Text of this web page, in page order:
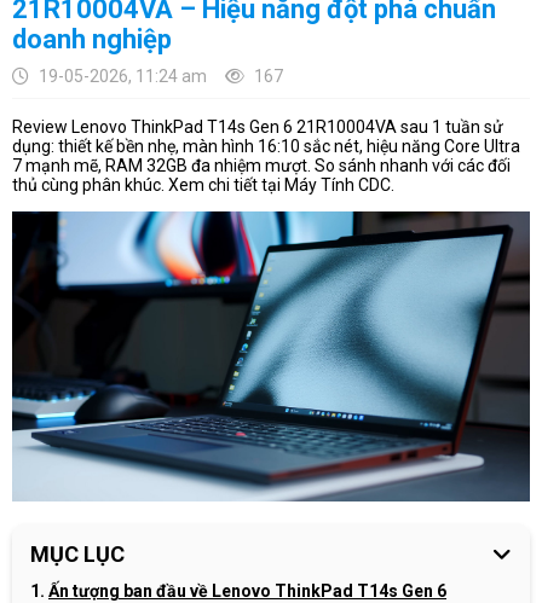
21R10004VA – Hiệu năng đột phá chuẩn
doanh nghiệp
19-05-2026, 11:24 am 167
Review Lenovo ThinkPad T14s Gen 6 21R10004VA sau 1 tuần sử
dụng: thiết kế bền nhẹ, màn hình 16:10 sắc nét, hiệu năng Core Ultra
7 mạnh mẽ, RAM 32GB đa nhiệm mượt. So sánh nhanh với các đối
thủ cùng phân khúc. Xem chi tiết tại Máy Tính CDC.
MỤC LỤC
Ấn tượng ban đầu về Lenovo ThinkPad T14s Gen 6